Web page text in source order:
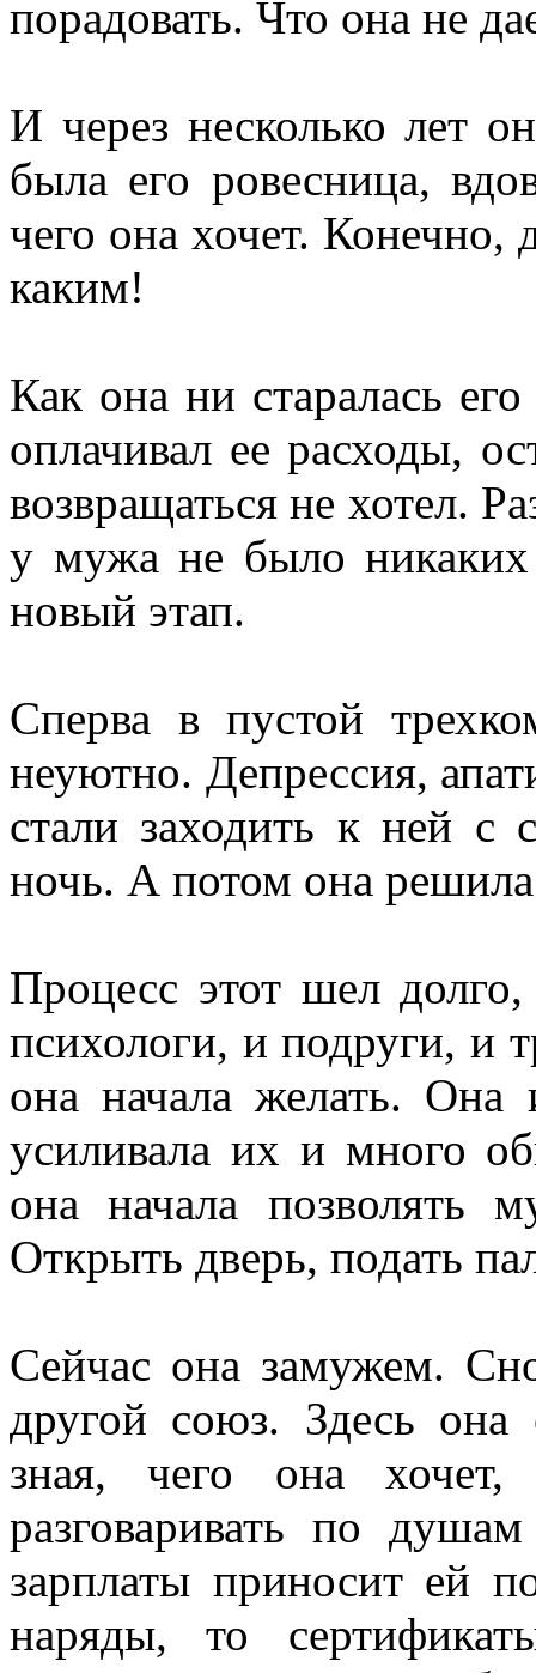
порадовать. Что она не
И через несколько лет
была его ровесница,
чего она хочет.
каким!
Как она ни старалась
оплачивал ее расходы,
возвращаться не хотел.
у мужа не было никаких
новый этап.
Сперва в пустой
неуютно. Депрессия,
стали заходить к ней с
ночь. А потом она
Процесс этот шел
психологи, и подруги, и
она начала желать. Она
усиливала их и много
она начала позволять
Открыть дверь, подать
Сейчас она замужем.
другой союз. Здесь она
зная, чего она
разговаривать по
зарплаты приносит ей
наряды, то